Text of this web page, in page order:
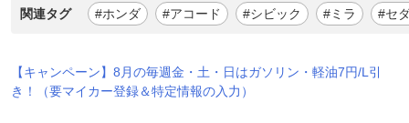
関連タグ #ホンダ #アコード #シビック #ミラ #セ
【キャンペーン】8月の毎週金・土・日はガソリン・軽油7円/L引
き！（要マイカー登録＆特定情報の入力）